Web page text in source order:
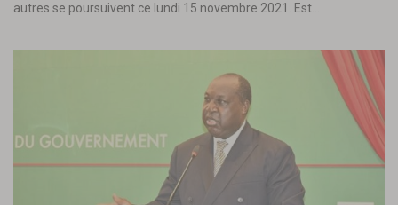
autres se poursuivent ce lundi 15 novembre 2021. Est…